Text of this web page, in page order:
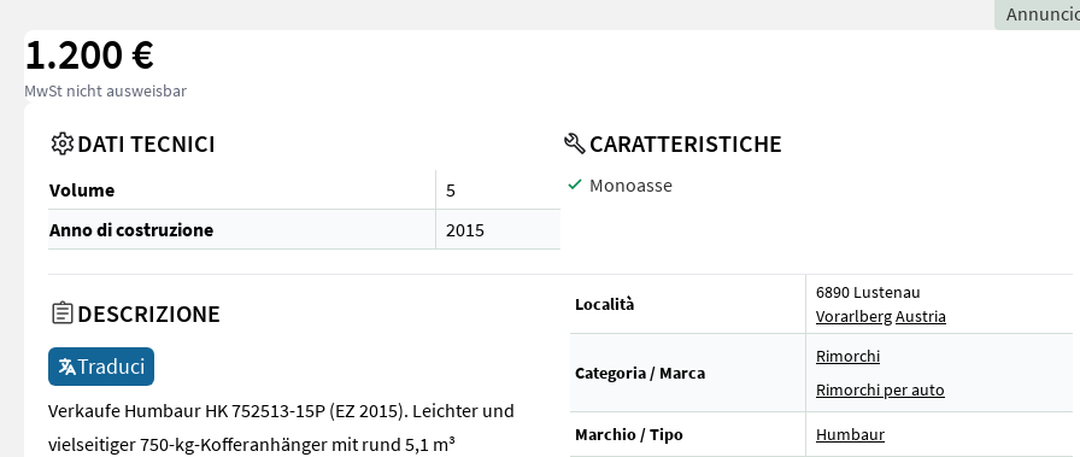
1.200 €
MwSt nicht ausweisbar
DATI TECNICI
Volume
5
Anno di costruzione
2015
CARATTERISTICHE
Monoasse
DESCRIZIONE
Traduci
Verkaufe Humbaur HK 752513-15P (EZ 2015). Leichter und
vielseitiger 750-kg-Kofferanhänger mit rund 5,1 m³
Località
6890 Lustenau
VorarlbergAustria
Categoria / Marca
Rimorchi
Rimorchi per auto
Marchio / Tipo
Humbaur